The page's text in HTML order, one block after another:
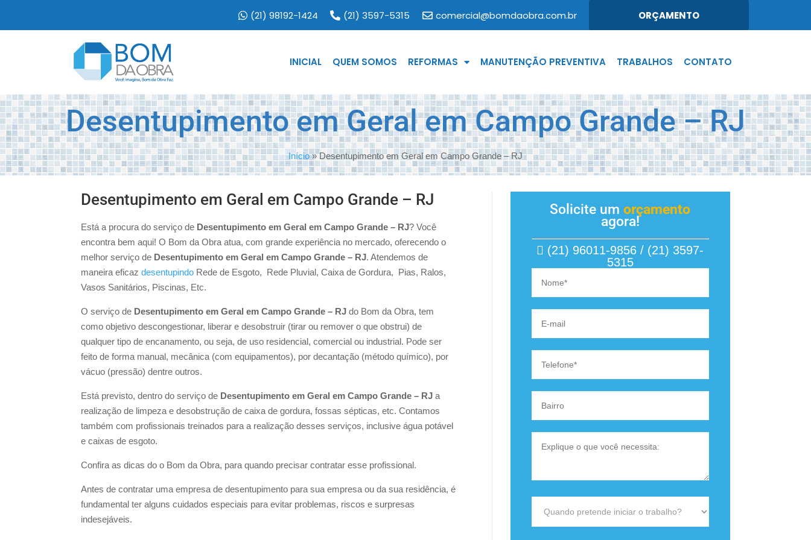
(21) 98192-1424 (21) 3597-5315 comercial@bomdaobra.com.br ORÇAMENTO
INICIAL QUEM SOMOS REFORMAS MANUTENÇÃO PREVENTIVA TRABALHOS CONTATO
Desentupimento em Geral em Campo Grande – RJ
Início»Desentupimento em Geral em Campo Grande – RJ
Desentupimento em Geral em Campo Grande – RJ
Está a procura do serviço de Desentupimento em Geral em Campo Grande – RJ? Você
encontra bem aqui! O Bom da Obra atua, com grande experiência no mercado, oferecendo o
melhor serviço de Desentupimento em Geral em Campo Grande – RJ. Atendemos de
maneira eficazdesentupindo Rede de Esgoto, Rede Pluvial, Caixa de Gordura, Pias, Ralos,
Vasos Sanitários, Piscinas, Etc.
O serviço de Desentupimento em Geral em Campo Grande – RJ do Bom da Obra, tem
como objetivo descongestionar, liberar e desobstruir (tirar ou remover o que obstrui) de
qualquer tipo de encanamento, ou seja, de uso residencial, comercial ou industrial. Pode ser
feito de forma manual, mecânica (com equipamentos), por decantação (método químico), por
vácuo (pressão) dentre outros.
Está previsto, dentro do serviço de Desentupimento em Geral em Campo Grande – RJ a
realização de limpeza e desobstrução de caixa de gordura, fossas sépticas, etc. Contamos
também com profissionais treinados para a realização desses serviços, inclusive água potável
e caixas de esgoto.
Confira as dicas do o Bom da Obra, para quando precisar contratar esse profissional.
Antes de contratar uma empresa de desentupimento para sua empresa ou da sua residência, é
fundamental ter alguns cuidados especiais para evitar problemas, riscos e surpresas
indesejáveis.
Solicite umorçamento
agora!
(21) 96011-9856 / (21) 3597-
5315